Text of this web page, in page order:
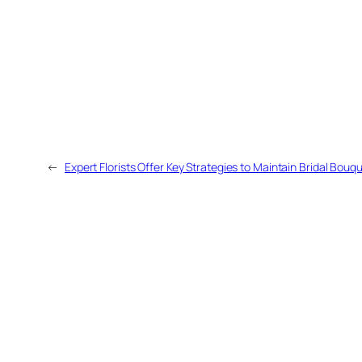
← Expert Florists Offer Key Strategies to Maintain Bridal